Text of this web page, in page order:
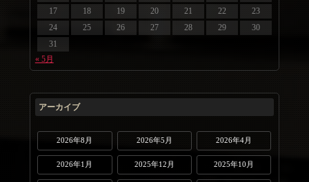
17
18 19 20 21 22
23
24
25 26 27 28 29
30
31
« 5月
アーカイブ
2026年8月 2026年5月 2026年4月
2026年1月 2025年12月 2025年10月